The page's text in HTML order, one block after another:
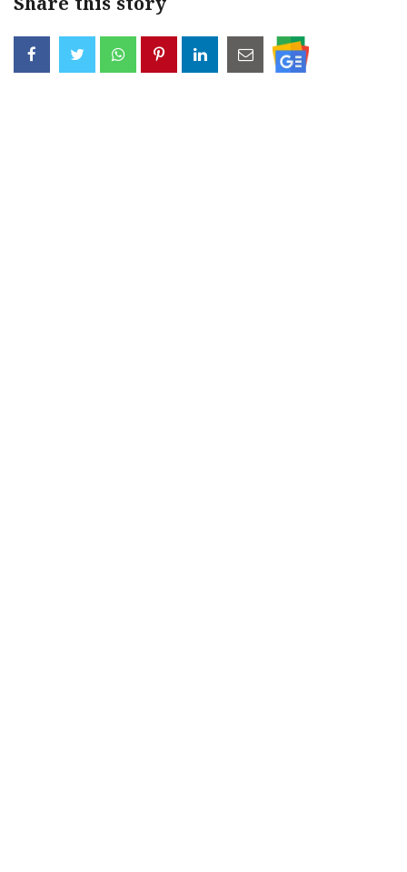
Share this story